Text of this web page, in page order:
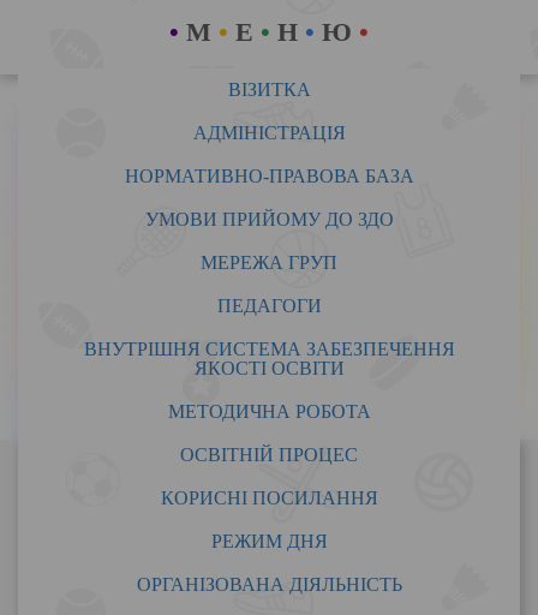
• М • Е • Н • Ю •
ВІЗИТКА
АДМІНІСТРАЦІЯ
НОРМАТИВНО-ПРАВОВА БАЗА
УМОВИ ПРИЙОМУ ДО ЗДО
МЕРЕЖА ГРУП
ПЕДАГОГИ
ВНУТРІШНЯ СИСТЕМА ЗАБЕЗПЕЧЕННЯ
ЯКОСТІ ОСВІТИ
МЕТОДИЧНА РОБОТА
ОСВІТНІЙ ПРОЦЕС
КОРИСНІ ПОСИЛАННЯ
РЕЖИМ ДНЯ
ОРГАНІЗОВАНА ДІЯЛЬНІСТЬ
•ВІЗИТКА•
САДОК) КОМБІНОВАНОГО ТИПУ
«ЧЕРВОНА ШАПОЧКА»
СЛОБОЖАНСЬКОЇ СЕЛИЩНОЇ РАДИ
ДНІПРОВСЬКОГО РАЙОНУ
ДНІПРОПЕТРОВСЬКОЇ ОБЛАСТІ
НАША АДРЕСА:
• вул. Будівельників,10
• Дніпровський район